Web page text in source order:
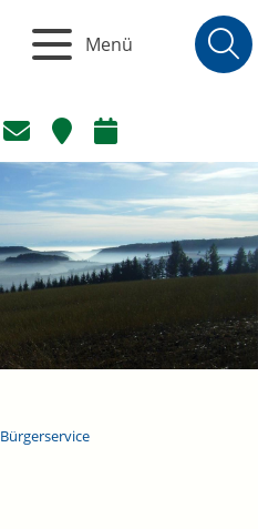
Menü
Bürgerservice